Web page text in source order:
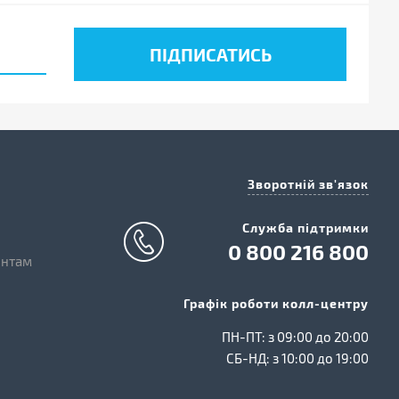
Зворотній зв'язок
Cлужба підтримки
0 800 216 800
Графік роботи колл-центру
ПН-ПТ: з 09:00 до 20:00
СБ-НД: з 10:00 до 19:00